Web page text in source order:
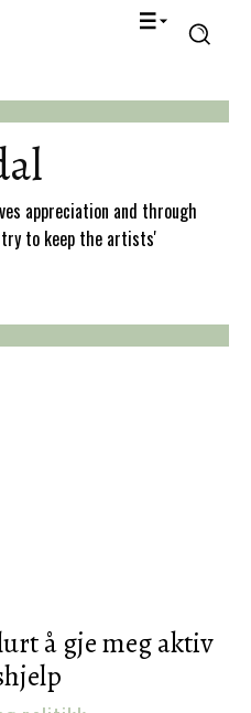
appreciation and through
to keep the artists'
å gje meg aktiv